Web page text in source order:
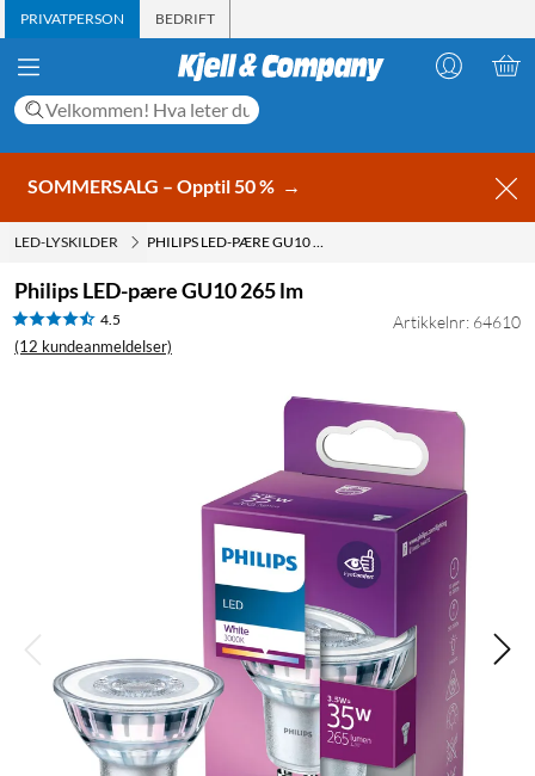
PRIVATPERSON BEDRIFT
SOMMERSALG – Opptil 50 % →
LED-LYSKILDER PHILIPS LED-PÆRE GU10 265 LM
Philips LED-pære GU10 265 lm
4.5
(12 kundeanmeldelser)
Artikkelnr: 64610